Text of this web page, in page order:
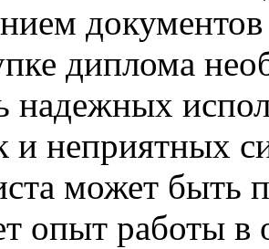
диплома
надежных
и неприятных
может быть
опыт работы в